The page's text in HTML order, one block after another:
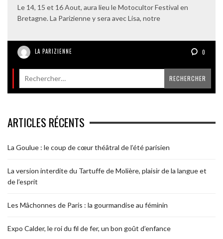
Le 14, 15 et 16 Aout, aura lieu le Motocultor Festival en
Bretagne. La Parizienne y sera avec Lisa, notre
LA PARIZIENNE 0
ARTICLES RÉCENTS
La Goulue : le coup de cœur théâtral de l’été parisien
La version interdite du Tartuffe de Molière, plaisir de la langue et
de l’esprit
Les Mâchonnes de Paris : la gourmandise au féminin
Expo Calder, le roi du fil de fer, un bon goût d’enfance